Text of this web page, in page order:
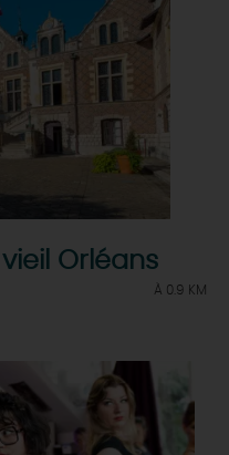
Orléans
À 0.9 KM